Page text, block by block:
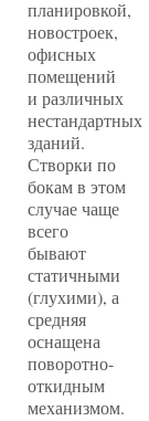
планировкой,
новостроек,
офисных
помещений
и различных
нестандартных
зданий.
Створки по
бокам в этом
случае чаще
всего
бывают
статичными
(глухими), а
средняя
оснащена
поворотно-
откидным
механизмом.